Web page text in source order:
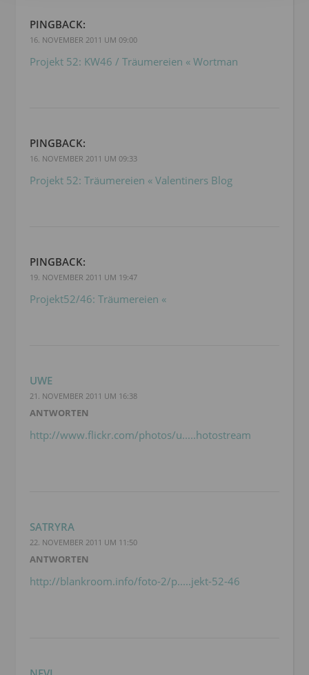
PINGBACK:
16. NOVEMBER 2011 UM 09:00
Projekt 52: KW46 / Träumereien « Wortman
PINGBACK:
16. NOVEMBER 2011 UM 09:33
Projekt 52: Träumereien « Valentiners Blog
PINGBACK:
19. NOVEMBER 2011 UM 19:47
Projekt52/46: Träumereien «
UWE
21. NOVEMBER 2011 UM 16:38
ANTWORTEN
http://www.flickr.com/photos/u.....hotostream
SATRYRA
22. NOVEMBER 2011 UM 11:50
ANTWORTEN
http://blankroom.info/foto-2/p.....jekt-52-46